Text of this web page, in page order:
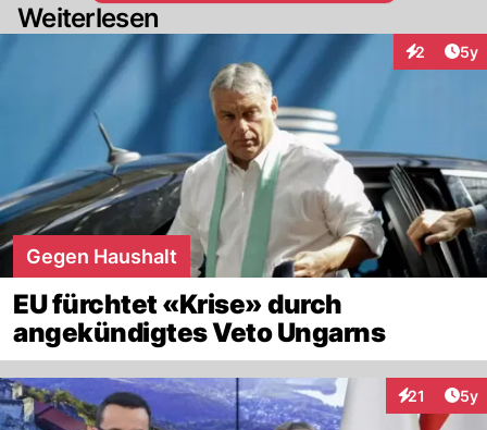
Weiterlesen
2 5y
Gegen Haushalt
EU fürchtet «Krise» durch
angekündigtes Veto Ungarns
21 5y